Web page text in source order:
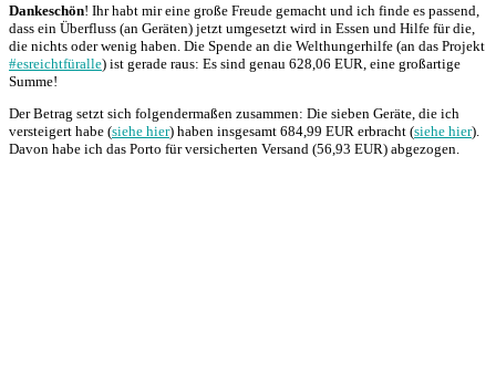
Dankeschön! Ihr habt mir eine große Freude gemacht und ich finde es passend,
dass ein Überfluss (an Geräten) jetzt umgesetzt wird in Essen und Hilfe für die,
die nichts oder wenig haben. Die Spende an die Welthungerhilfe (an das Projekt
#esreichtfüralle) ist gerade raus: Es sind genau 628,06 EUR, eine großartige
Summe!
Der Betrag setzt sich folgendermaßen zusammen: Die sieben Geräte, die ich
versteigert habe (siehe hier) haben insgesamt 684,99 EUR erbracht (siehe hier).
Davon habe ich das Porto für versicherten Versand (56,93 EUR) abgezogen.